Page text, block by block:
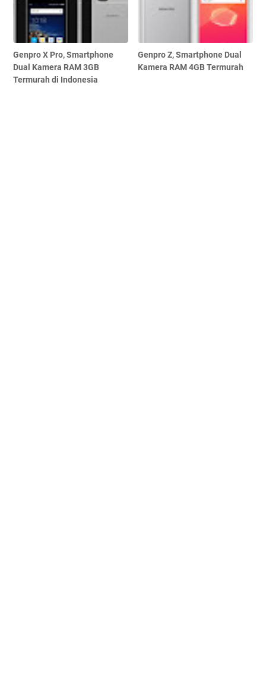
Genpro X Pro, Smartphone
Dual Kamera RAM 3GB
Termurah di Indonesia
Genpro Z, Smartphone Dual
Kamera RAM 4GB Termurah